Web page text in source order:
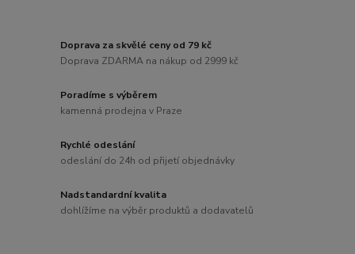
Doprava za skvělé ceny od 79 kč
Doprava ZDARMA na nákup od 2999 kč
Poradíme s výběrem
kamenná prodejna v Praze
Rychlé odeslání
odeslání do 24h od přijetí objednávky
Nadstandardní kvalita
dohlížíme na výběr produktů a dodavatelů